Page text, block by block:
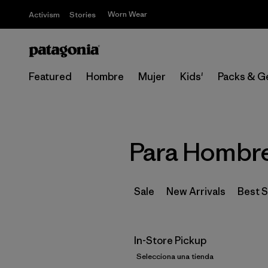
Activism Stories Worn Wear
Featured Hombre Mujer Kids' Packs &
Para
Sale New Arrivals Best
In-Store Pickup
Selecciona una tienda